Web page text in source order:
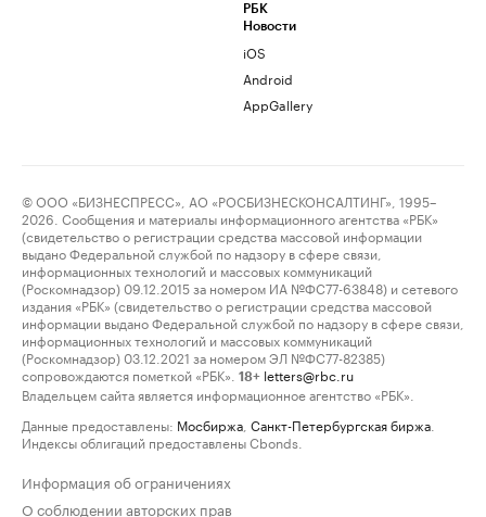
РБК
Новости
iOS
Android
AppGallery
© ООО «БИЗНЕСПРЕСС», АО «РОСБИЗНЕСКОНСАЛТИНГ», 1995–
2026. Сообщения и материалы информационного агентства «РБК»
(свидетельство о регистрации средства массовой информации
выдано Федеральной службой по надзору в сфере связи,
информационных технологий и массовых коммуникаций
(Роскомнадзор) 09.12.2015 за номером ИА №ФС77-63848) и сетевого
издания «РБК» (свидетельство о регистрации средства массовой
информации выдано Федеральной службой по надзору в сфере связи,
информационных технологий и массовых коммуникаций
(Роскомнадзор) 03.12.2021 за номером ЭЛ №ФС77-82385)
сопровождаются пометкой «РБК».
18+ letters@rbc.ru
Владельцем сайта является информационное агентство «РБК».
Данные предоставлены: Мосбиржа Санкт-Петербургская биржа
Индексы облигаций предоставлены Cbonds.
Информация об ограничениях
О соблюдении авторских прав